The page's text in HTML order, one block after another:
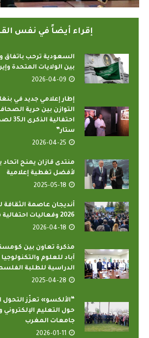
إقراء أيضاً في نفس
السعودية ترحب باتفاق
بين الولايات المتحدة
2026-04-09
إطار إعلامي جديد في
التوازن بين حرية
ستار”
2026-04-25
منتدى قازان يمنح اتحاد
لأفضل تغطية إعلامية
2025-05-18
أنديجان عاصمة الثقافة
2026 وفعاليات احتفالية في أنقرة
2026-04-18
مذكرة تعاون بين
آباد للعلوم
الدراسية للطلبة
2025-04-28
“الألكسو» تعزّز التحول
حول التعليم الإلكتروني
جامعات المغرب
2026-01-11